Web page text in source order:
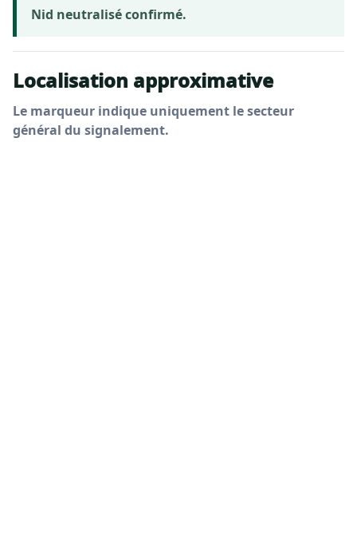
Nid neutralisé confirmé.
Localisation approximative
Le marqueur indique uniquement le secteur
général du signalement.